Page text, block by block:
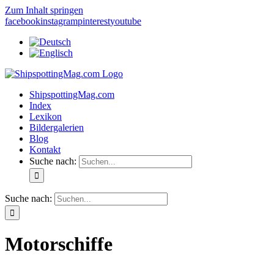
Zum Inhalt springen
facebookinstagrampinterestyoutube
ShipspottingMag.com
Index
Lexikon
Bildergalerien
Blog
Kontakt
Suche nach:
Suche nach:
Motorschiffe